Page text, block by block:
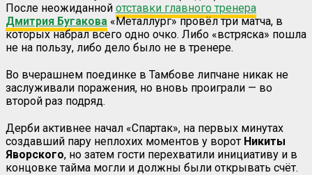
После неожиданной отставки главного тренера
Дмитрия Бугакова «Металлург» провёл три матча, в
которых набрал всего одно очко. Либо «встряска» пошла
не на пользу, либо дело было не в тренере.
Во вчерашнем поединке в Тамбове липчане никак не
заслуживали поражения, но вновь проиграли — во
второй раз подряд.
Дерби активнее начал «Спартак», на первых минутах
создавший пару неплохих моментов у ворот Никиты
Яворского, но затем гости перехватили инициативу и в
концовке тайма могли и должны были открывать счёт.